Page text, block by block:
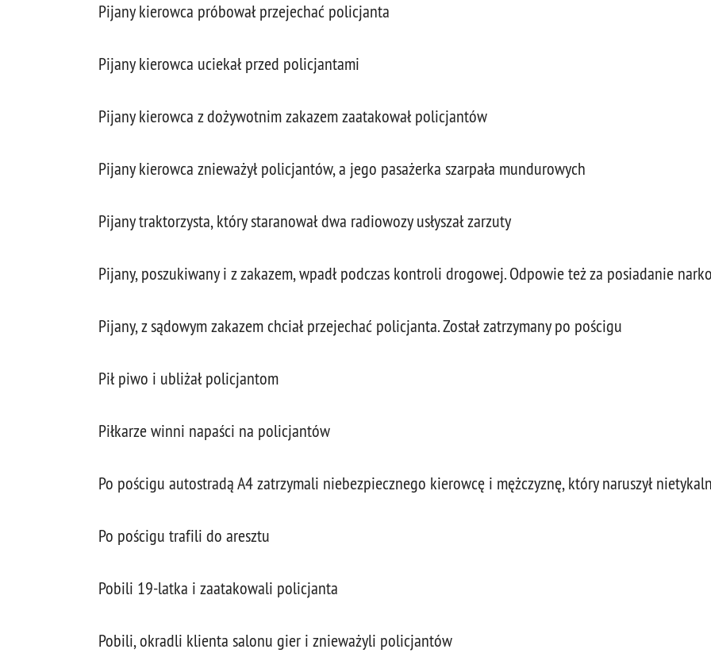
Pijany kierowca próbował przejechać policjanta
Pijany kierowca uciekał przed policjantami
Pijany kierowca z dożywotnim zakazem zaatakował policjantów
Pijany kierowca znieważył policjantów, a jego pasażerka szarpała mundurowych
Pijany traktorzysta, który staranował dwa radiowozy usłyszał zarzuty
Pijany, poszukiwany i z zakazem, wpadł podczas kontroli drogowej. Odpowie też za posiadanie
Pijany, z sądowym zakazem chciał przejechać policjanta. Został zatrzymany po pościgu
Pił piwo i ubliżał policjantom
Piłkarze winni napaści na policjantów
Po pościgu autostradą A4 zatrzymali niebezpiecznego kierowcę i mężczyznę, który naruszył
Po pościgu trafili do aresztu
Pobili 19-latka i zaatakowali policjanta
Pobili, okradli klienta salonu gier i znieważyli policjantów